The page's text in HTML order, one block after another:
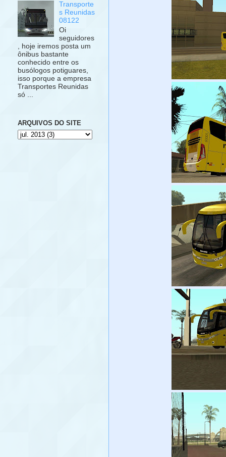
Transporte
s Reunidas
08122
Oi
seguidores
, hoje iremos posta um
ônibus bastante
conhecido entre os
busólogos potiguares,
isso porque a empresa
Transportes Reunidas
só ...
ARQUIVOS DO SITE